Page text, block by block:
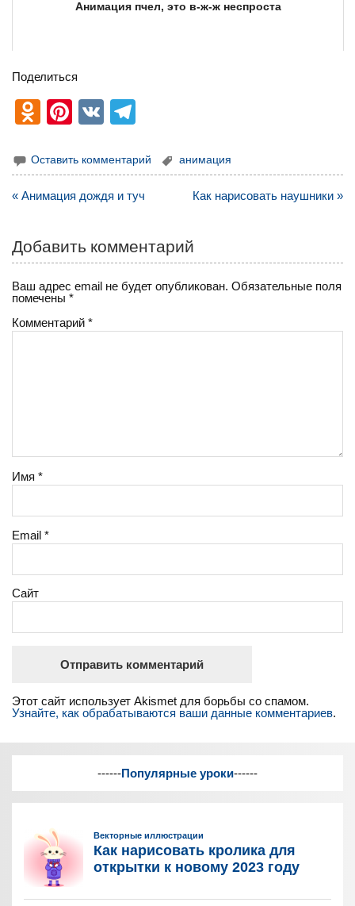
Анимация пчел, это в-ж-ж неспроста
Поделиться
O
n
o
a
ss
ni
ki
Pi
er
e
V
e
gr
m
Оставить комментарий анимация
Навигация
« Анимация дождя и туч Как нарисовать наушники »
Добавить комментарий
Ваш адрес email не будет опубликован. Обязательные поля
помечены*
Комментарий*
Имя*
Email*
Сайт
Этот сайт использует Akismet для борьбы со спамом.
Узнайте, как обрабатываются ваши данные комментариев.
------Популярные уроки------